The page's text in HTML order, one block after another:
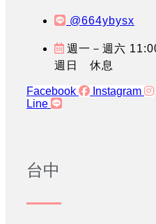
@664ybysx
週一－週六
週日 休息
Facebook
Instagram
Line
台中